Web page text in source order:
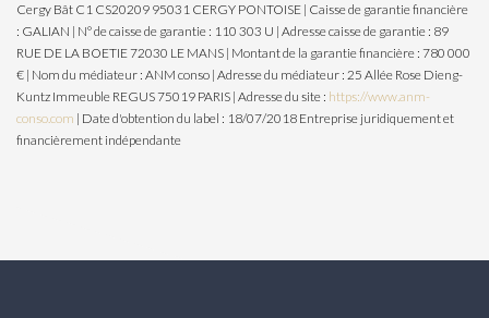
Cergy Bât C1 CS20209 95031 CERGY PONTOISE | Caisse de garantie financière
: GALIAN | N° de caisse de garantie : 110 303 U | Adresse caisse de garantie : 89
RUE DE LA BOETIE 72030 LE MANS | Montant de la garantie financière : 780 000
€ | Nom du médiateur : ANM conso | Adresse du médiateur : 25 Allée Rose Dieng-
Kuntz Immeuble REGUS 75019 PARIS | Adresse du site : https://www.anm-
conso.com | Date d'obtention du label : 18/07/2018 Entreprise juridiquement et
financièrement indépendante